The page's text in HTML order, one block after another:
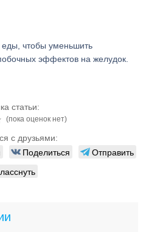
еды, чтобы уменьшить
эффектов на желудок.
статьи:
(пока оценок нет)
с друзьями:
Поделиться
Отправить